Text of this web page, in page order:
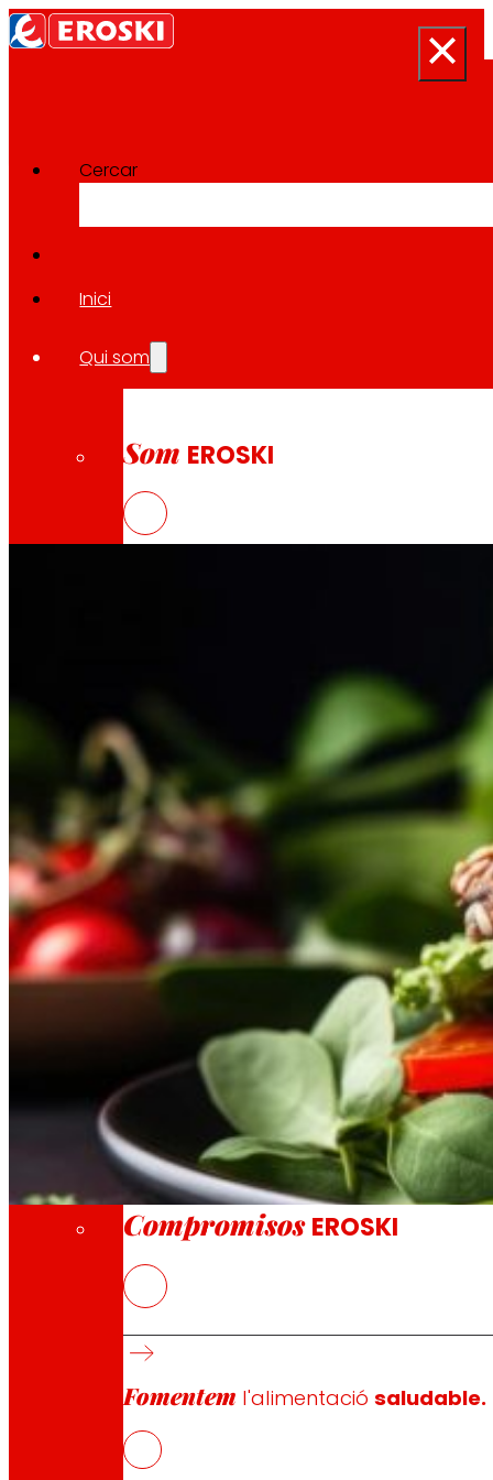
Cercar
Inici
Qui som
Som EROSKI
Cooperativa
Som per i per a les persones. Descobreix la
Fundació
A través de la nostra Fundació impulsem
Compromisos
Compromisos EROSKI
Fomentem l'alimentaciósaludable.
Projectes d'Innovació
Tornar a tots els projectes
2023
PROTEFUNGI
Desenvolupament d’una gamma de plats preparats
Als països desenvolupats el consum de proteïna
d’impacte mediambiental.
Es fa necessari aconseguir reemplaçar la proteïna
El projecte PROTEFUNGI té com a objectiu